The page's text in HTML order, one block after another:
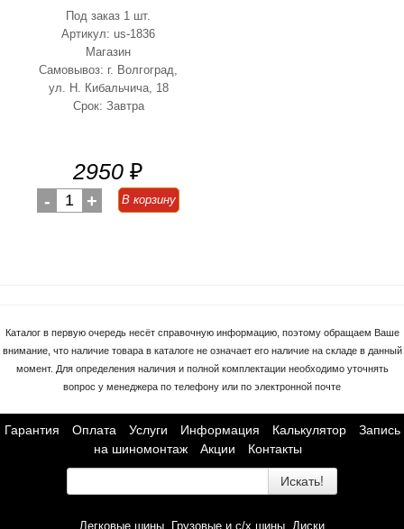
Под заказ 1 шт.
Артикул: us-1836
Магазин
Самовывоз: г. Волгоград,
ул. Н. Кибальчича, 18
Срок: Завтра
2950 ₽
- 1 + В корзину
Каталог в первую очередь несёт справочную информацию, поэтому обращаем Ваше
внимание, что наличие товара в каталоге не означает его наличие на складе в данный
момент. Для определения наличия и полной комплектации необходимо уточнять
вопрос у менеджера по телефону или по электронной почте
Гарантия Оплата Услуги Информация Калькулятор
Запись
на шиномонтаж
Акции Контакты
Искать!
Легковые шины Грузовые и с/х шины Диски